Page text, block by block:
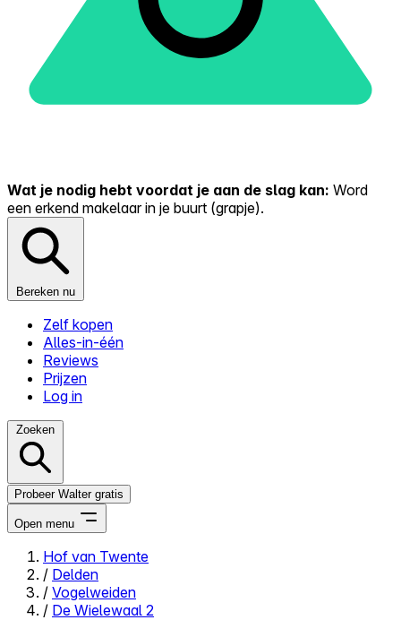
Wat je nodig hebt voordat je aan de slag kan: Word
een erkend makelaar in je buurt (grapje).
Bereken nu
Zelf kopen
Alles-in-één
Reviews
Prijzen
Log in
Zoeken
Probeer Walter gratis
Open menu
Close menu
Hof van Twente
/ Delden
/ Vogelweiden
/ De Wielewaal 2